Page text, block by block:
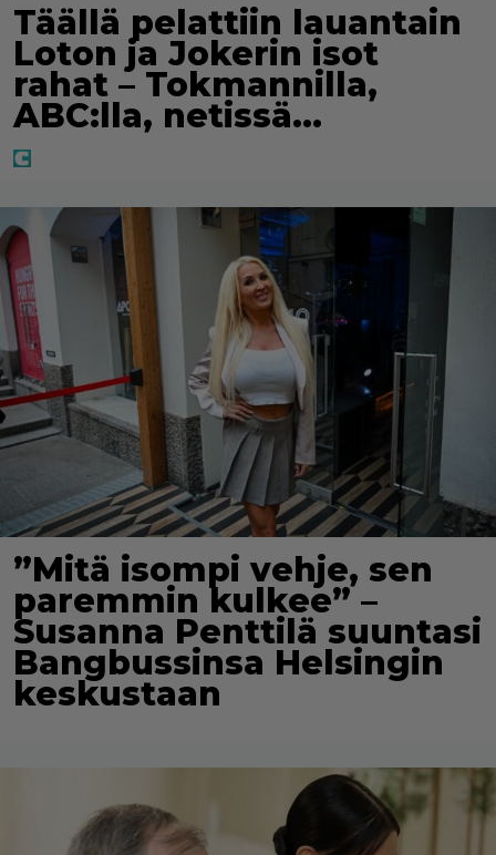
Täällä pelattiin lauantain
Loton ja Jokerin isot
rahat – Tokmannilla,
ABC:lla, netissä…
”Mitä isompi vehje, sen
paremmin kulkee” –
Susanna Penttilä suuntasi
Bangbussinsa Helsingin
keskustaan